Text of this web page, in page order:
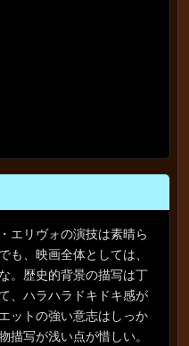
エリヴォの演技は素晴ら
も、映画全体としては、
。歴史的背景の描写は丁
、ハラハラドキドキ感が
ットの強い意志はしっか
描写が浅い点が惜しい。